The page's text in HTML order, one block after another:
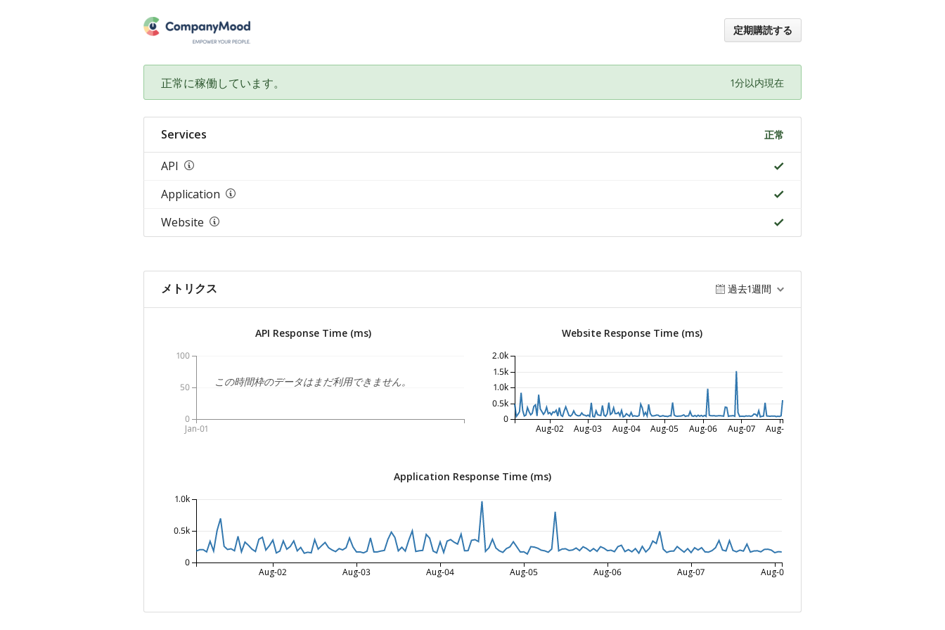
定期購読する
正常に稼働しています。 1分以内現在
Services 正常
API
Application
Website
メトリクス 過去1週間
API Response Time (ms)
Jan-01
0
50
100
この時間枠のデータはまだ利用できません。
Website Response Time (ms)
Aug-02 Aug-03 Aug-04 Aug-05 Aug-06 Aug-07 Aug-08
0
0.5k
1.0k
1.5k
2.0k
Application Response Time (ms)
Aug-02 Aug-03 Aug-04 Aug-05 Aug-06 Aug-07 Aug-08
0
0.5k
1.0k